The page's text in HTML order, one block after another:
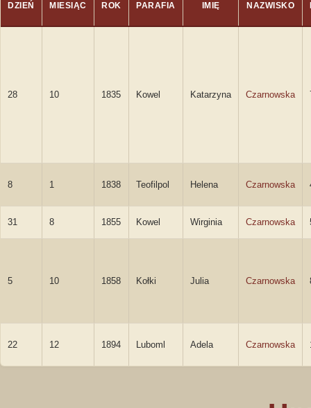
DZIEŃ MIESIĄC ROK PARAFIA IMIĘ NAZWISKO
28 10 1835 Kowel Katarzyna Czarnowska
8 1 1838 Teofilpol Helena Czarnowska
31 8 1855 Kowel Wirginia Czarnowska
5 10 1858 Kołki Julia Czarnowska
22 12 1894 Luboml Adela Czarnowska